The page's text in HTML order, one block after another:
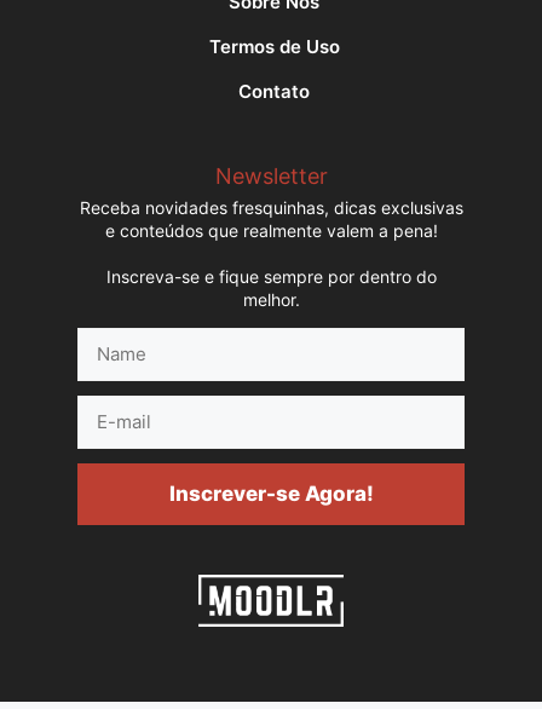
Termos de Uso
Contato
Newsletter
Receba novidades fresquinhas, dicas exclusivas
e conteúdos que realmente valem a pena!
Inscreva-se e fique sempre por dentro do
melhor.
mail
Inscrever-se Agora!